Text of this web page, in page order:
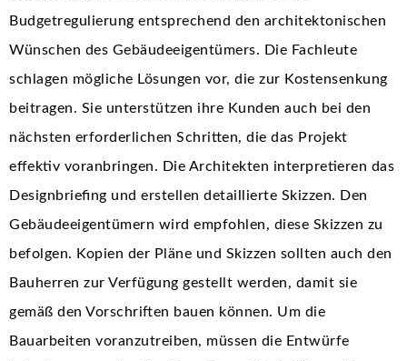
Budgetregulierung entsprechend den architektonischen
Wünschen des Gebäudeeigentümers. Die Fachleute
schlagen mögliche Lösungen vor, die zur Kostensenkung
beitragen. Sie unterstützen ihre Kunden auch bei den
nächsten erforderlichen Schritten, die das Projekt
effektiv voranbringen. Die Architekten interpretieren das
Designbriefing und erstellen detaillierte Skizzen. Den
Gebäudeeigentümern wird empfohlen, diese Skizzen zu
befolgen. Kopien der Pläne und Skizzen sollten auch den
Bauherren zur Verfügung gestellt werden, damit sie
gemäß den Vorschriften bauen können. Um die
Bauarbeiten voranzutreiben, müssen die Entwürfe